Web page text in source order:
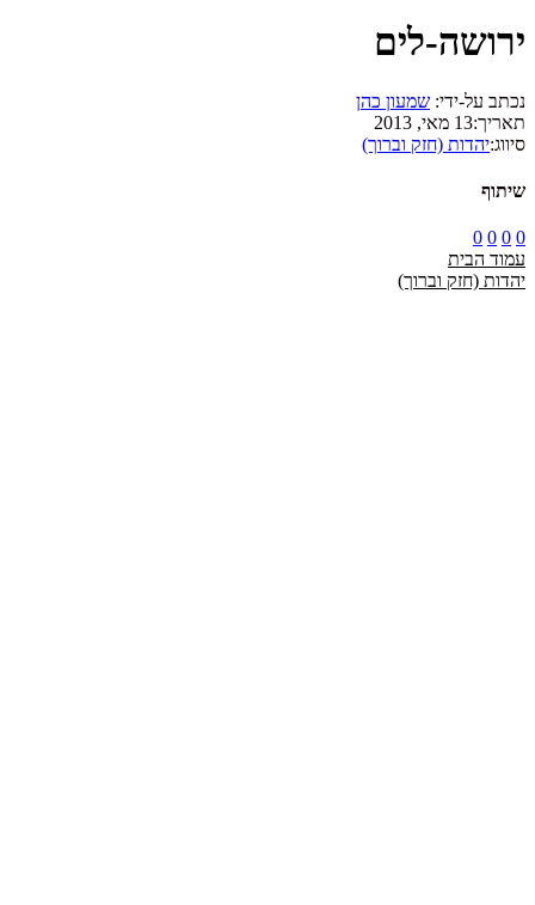
ירושה-לים
נכתב על-ידי: שמעון כהן
תאריך:13 מאי, 2013
סיווג:יהדות (חזק וברוך)
שיתוף
0
0
0
0
עמוד הבית
יהדות (חזק וברוך)